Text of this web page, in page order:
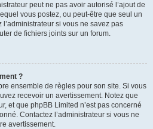
peut ne pas avoir autorisé l’ajout de
vous postez, ou peut-être que seul un
si vous ne savez pas
de fichiers joints sur un forum.
?
ensemble de règles pour son site. Si vous
recevoir un avertissement. Notez que
et que phpBB Limited n’est pas concerné
Contactez l’administrateur si vous ne
avertissement.